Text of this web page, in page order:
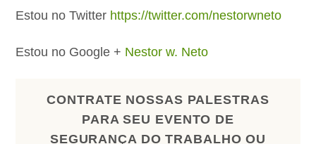
Estou no Twitter https://twitter.com/nestorwneto
Estou no Google + Nestor w. Neto
CONTRATE NOSSAS PALESTRAS
PARA SEU EVENTO DE
SEGURANÇA DO TRABALHO OU